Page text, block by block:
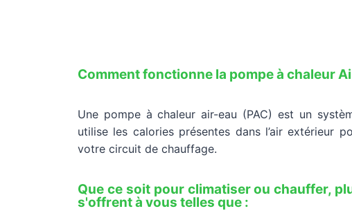
Comment fonctionne la pompe à chaleur
Une pompe à chaleur air-eau (PAC) est un
utilise les calories présentes dans l’air extérieur
votre circuit de chauffage.
Que ce soit pour climatiser ou chauffer,
s'offrent à vous telles que :